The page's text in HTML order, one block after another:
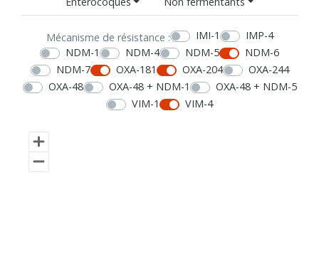
Mécanisme de résistance : IMI-1
IMP-4
NDM-1
NDM-4 NDM-5
NDM-6
NDM-7
OXA-181 OXA-204
OXA-244
OXA-48
OXA-48 + NDM-1
OXA-48 + NDM-5
VIM-1
VIM-4